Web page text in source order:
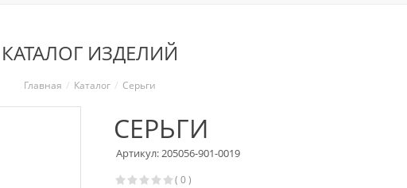
КАТАЛОГ ИЗДЕЛИЙ
Главная Каталог Серьги
СЕРЬГИ
Артикул: 205056-901-0019
( 0 )